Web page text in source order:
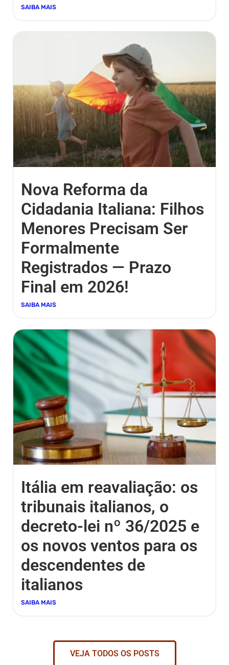
SAIBA MAIS
Nova Reforma da
Cidadania Italiana: Filhos
Menores Precisam Ser
Formalmente
Registrados — Prazo
Final em 2026!
SAIBA MAIS
Itália em reavaliação: os
tribunais italianos, o
decreto-lei nº 36/2025 e
os novos ventos para os
descendentes de
italianos
SAIBA MAIS
VEJA TODOS OS POSTS